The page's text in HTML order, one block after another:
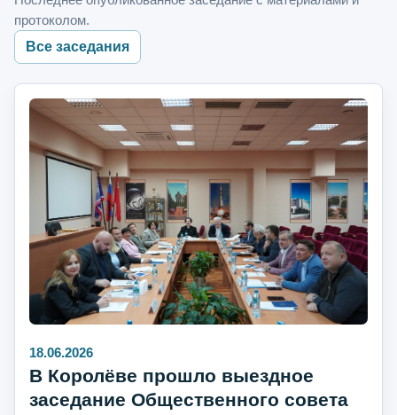
протоколом.
Все заседания
18.06.2026
В Королёве прошло выездное
заседание Общественного совета